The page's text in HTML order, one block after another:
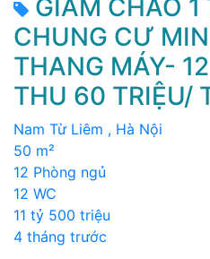
GIẢM CHÀO
CHUNG CƯ
THANG MÁY-
THU 60 TRIỆU/
Nam Từ Liêm , Hà Nội
50 m²
12 Phòng ngủ
12 WC
11 tỷ 500 triệu
4 tháng trước